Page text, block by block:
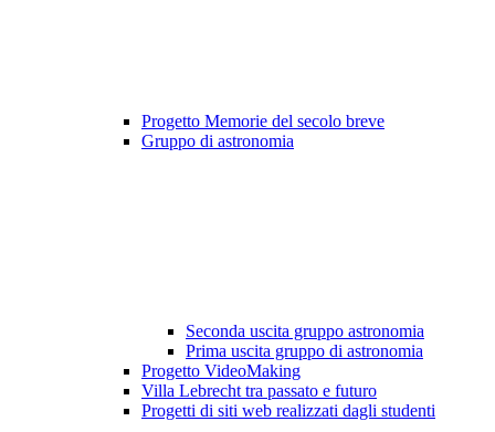
Progetto Memorie del secolo breve
Gruppo di astronomia
Seconda uscita gruppo astronomia
Prima uscita gruppo di astronomia
Progetto VideoMaking
Villa Lebrecht tra passato e futuro
Progetti di siti web realizzati dagli studenti